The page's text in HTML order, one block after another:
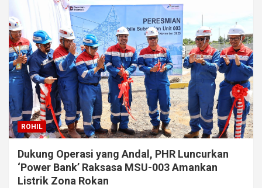
ROHIL
Dukung Operasi yang Andal, PHR Luncurkan
‘Power Bank’ Raksasa MSU-003 Amankan
Listrik Zona Rokan